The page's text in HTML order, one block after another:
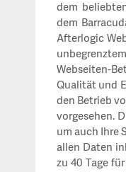
dem
dem
Afterlogic
Webseiten-
Qualität und
den Betrieb
vorgesehen.
um auch Ihre
allen Daten
zu 40 Tage